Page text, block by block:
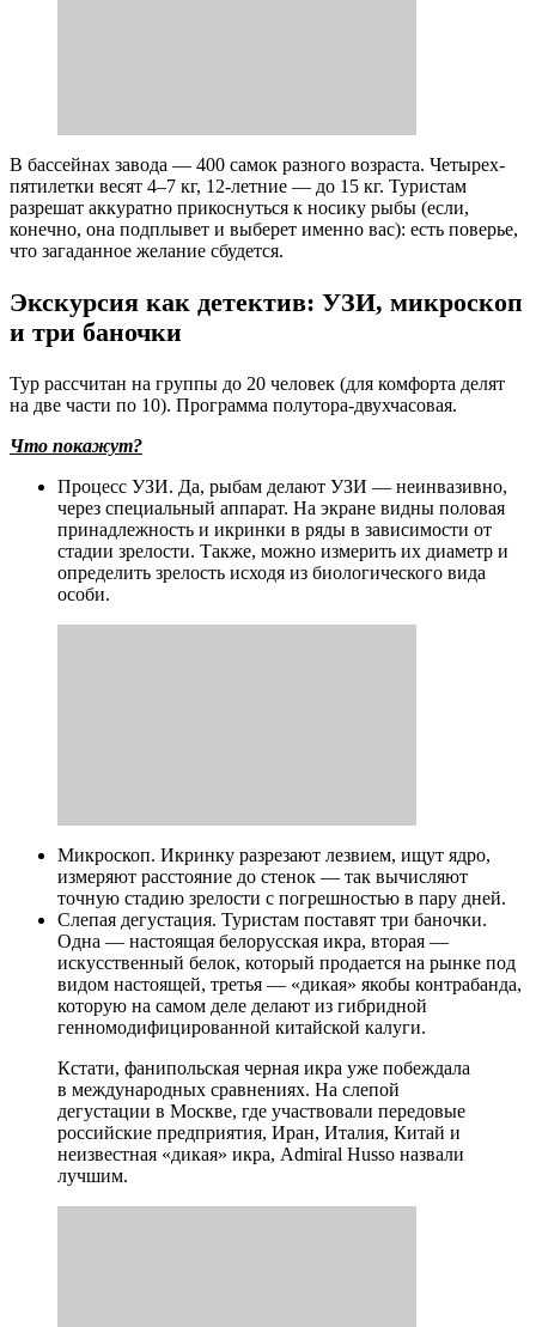
В бассейнах завода — 400 самок разного возраста. Четырех-
пятилетки весят 4–7 кг, 12-летние — до 15 кг. Туристам
разрешат аккуратно прикоснуться к носику рыбы (если,
конечно, она подплывет и выберет именно вас): есть поверье,
что загаданное желание сбудется.
Экскурсия как детектив: УЗИ, микроскоп
и три баночки
Тур рассчитан на группы до 20 человек (для комфорта делят
на две части по 10). Программа полутора-двухчасовая.
Что покажут?
Процесс УЗИ. Да, рыбам делают УЗИ — неинвазивно,
через специальный аппарат. На экране видны половая
принадлежность и икринки в ряды в зависимости от
стадии зрелости. Также, можно измерить их диаметр и
определить зрелость исходя из биологического вида
особи.
Микроскоп. Икринку разрезают лезвием, ищут ядро,
измеряют расстояние до стенок — так вычисляют
точную стадию зрелости с погрешностью в пару дней.
Слепая дегустация. Туристам поставят три баночки.
Одна — настоящая белорусская икра, вторая —
искусственный белок, который продается на рынке под
видом настоящей, третья — «дикая» якобы контрабанда,
которую на самом деле делают из гибридной
генномодифицированной китайской калуги.
Кстати, фанипольская черная икра уже побеждала
в международных сравнениях. На слепой
дегустации в Москве, где участвовали передовые
российские предприятия, Иран, Италия, Китай и
неизвестная «дикая» икра, Admiral Husso назвали
лучшим.